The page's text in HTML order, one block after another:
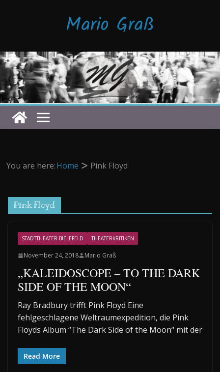
Mario Graß
You are here:Home Pink Floyd
Pink Floyd
STADTTHEATER BIELEFELD THEATERKRITIKEN
November 24, 2018 Mario Graß
„KALEIDOSCOPE – TO THE DARK
SIDE OF THE MOON“
Ray Bradbury trifft Pink Floyd Eine
fehlgeschlagene Weltraumexpedition, die Pink
Floyds Album “The Dark Side of the Moon“ mit der
Read More